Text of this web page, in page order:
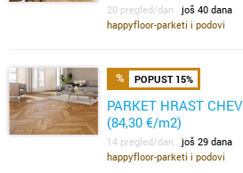
20 pregled/dan još 40 dana
happyfloor-parketi i podovi
POPUST 15%
PARKET HRAST
(84,30 €/m2)
14 pregled/dan još 29 dana
happyfloor-parketi i podovi